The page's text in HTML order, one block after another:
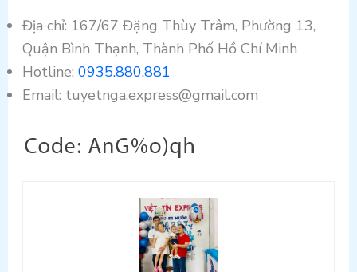
Địa chỉ: 167/67 Đặng Thùy Trâm, Phường 13,
Quận Bình Thạnh, Thành Phố Hồ Chí Minh
Hotline: 0935.880.881
Email: tuyetnga.express@gmail.com